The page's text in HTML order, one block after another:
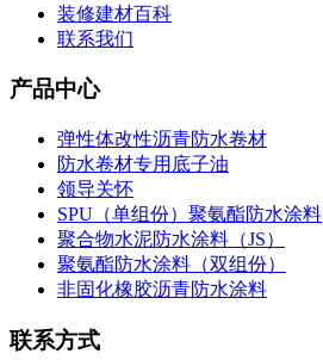
装修建材百科
联系我们
产品中心
弹性体改性沥青防水卷材
防水卷材专用底子油
领导关怀
SPU（单组份）聚氨酯防水涂料
聚合物水泥防水涂料（JS）
聚氨酯防水涂料（双组份）
非固化橡胶沥青防水涂料
联系方式